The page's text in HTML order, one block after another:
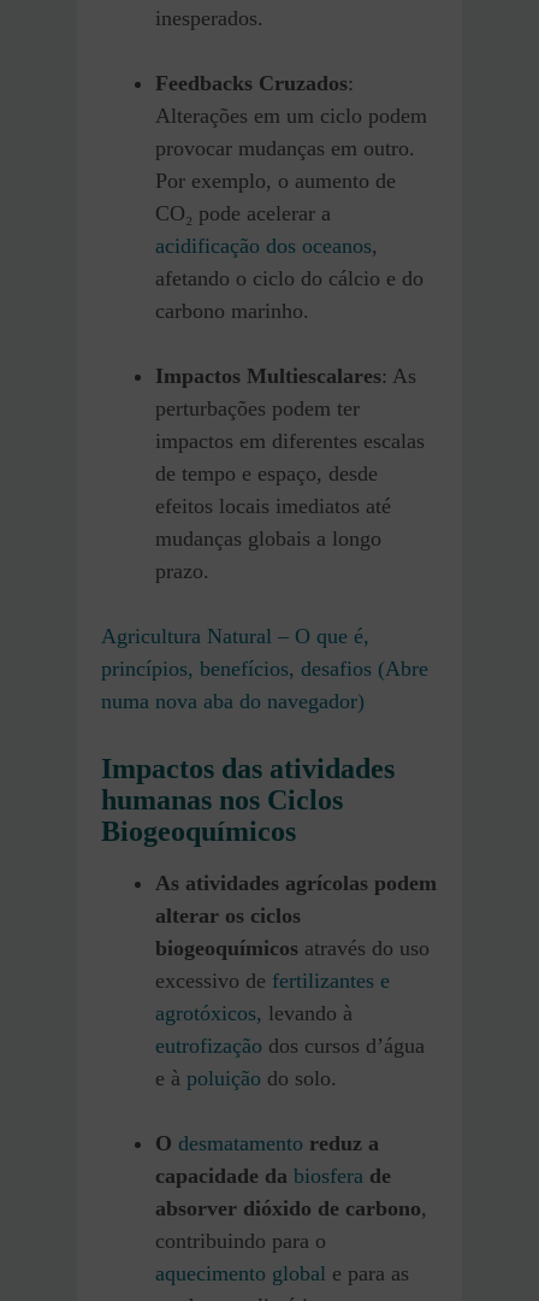
inesperados.
Feedbacks Cruzados:
Alterações em um ciclo podem
provocar mudanças em outro.
Por exemplo, o aumento de
CO₂ pode acelerar a
acidificação dos oceanos,
afetando o ciclo do cálcio e do
carbono marinho.
Impactos Multiescalares: As
perturbações podem ter
impactos em diferentes escalas
de tempo e espaço, desde
efeitos locais imediatos até
mudanças globais a longo
prazo.
Agricultura Natural – O que é,
princípios, benefícios, desafios (Abre
numa nova aba do navegador)
Impactos das atividades
humanas nos Ciclos
Biogeoquímicos
As atividades agrícolas podem
alterar os ciclos
biogeoquímicos através do uso
excessivo de fertilizantes e
agrotóxicos, levando à
eutrofização dos cursos d’água
e à poluição do solo.
O desmatamento reduz a
capacidade da biosfera de
absorver dióxido de carbono,
contribuindo para o
aquecimento global e para as